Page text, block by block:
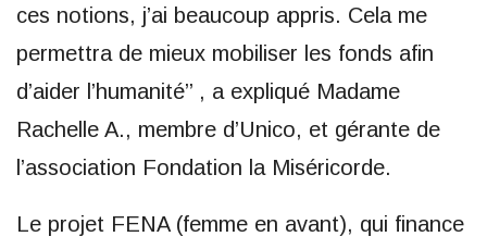
ces notions, j’ai beaucoup appris. Cela me
permettra de mieux mobiliser les fonds afin
d’aider l’humanité’’ , a expliqué Madame
Rachelle A., membre d’Unico, et gérante de
l’association Fondation la Miséricorde.
Le projet FENA (femme en avant), qui finance